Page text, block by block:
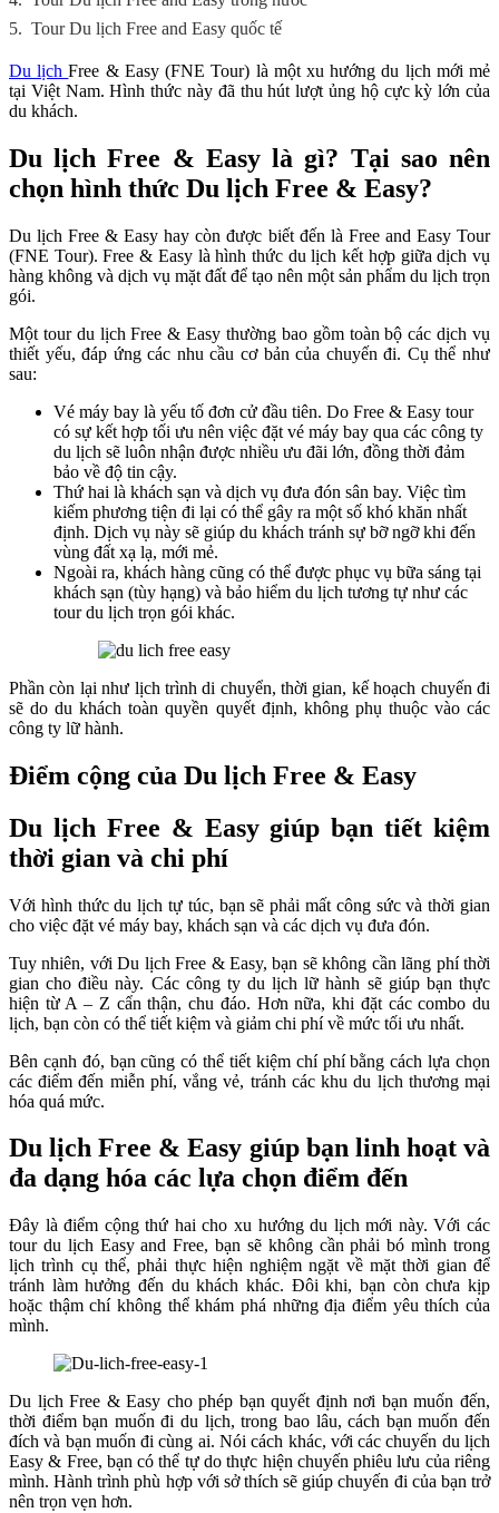
5. Tour Du lịch Free and Easy quốc tế
Du lịchFree & Easy (FNE Tour) là một xu hướng du lịch mới mẻ
tại Việt Nam. Hình thức này đã thu hút lượt ủng hộ cực kỳ lớn của
du khách.
Du lịch Free & Easy là gì? Tại sao nên
chọn hình thức Du lịch Free & Easy?
Du lịch Free & Easy hay còn được biết đến là Free and Easy Tour
(FNE Tour). Free & Easy là hình thức du lịch kết hợp giữa dịch vụ
hàng không và dịch vụ mặt đất để tạo nên một sản phẩm du lịch trọn
gói.
Một tour du lịch Free & Easy thường bao gồm toàn bộ các dịch vụ
thiết yếu, đáp ứng các nhu cầu cơ bản của chuyến đi. Cụ thể như
sau:
Vé máy bay là yếu tố đơn cử đầu tiên. Do Free & Easy tour
có sự kết hợp tối ưu nên việc đặt vé máy bay qua các công ty
du lịch sẽ luôn nhận được nhiều ưu đãi lớn, đồng thời đảm
bảo về độ tin cậy.
Thứ hai là khách sạn và dịch vụ đưa đón sân bay. Việc tìm
kiếm phương tiện đi lại có thể gây ra một số khó khăn nhất
định. Dịch vụ này sẽ giúp du khách tránh sự bỡ ngỡ khi đến
vùng đất xạ lạ, mới mẻ.
Ngoài ra, khách hàng cũng có thể được phục vụ bữa sáng tại
khách sạn (tùy hạng) và bảo hiểm du lịch tương tự như các
tour du lịch trọn gói khác.
Phần còn lại như lịch trình di chuyển, thời gian, kế hoạch chuyến đi
sẽ do du khách toàn quyền quyết định, không phụ thuộc vào các
công ty lữ hành.
Điểm cộng của Du lịch Free & Easy
Du lịch Free & Easy giúp bạn tiết kiệm
thời gian và chi phí
Với hình thức du lịch tự túc, bạn sẽ phải mất công sức và thời gian
cho việc đặt vé máy bay, khách sạn và các dịch vụ đưa đón.
Tuy nhiên, với Du lịch Free & Easy, bạn sẽ không cần lãng phí thời
gian cho điều này. Các công ty du lịch lữ hành sẽ giúp bạn thực
hiện từ A – Z cẩn thận, chu đáo. Hơn nữa, khi đặt các combo du
lịch, bạn còn có thể tiết kiệm và giảm chi phí về mức tối ưu nhất.
Bên cạnh đó, bạn cũng có thể tiết kiệm chí phí bằng cách lựa chọn
các điểm đến miễn phí, vắng vẻ, tránh các khu du lịch thương mại
hóa quá mức.
Du lịch Free & Easy giúp bạn linh hoạt và
đa dạng hóa các lựa chọn điểm đến
Đây là điểm cộng thứ hai cho xu hướng du lịch mới này. Với các
tour du lịch Easy and Free, bạn sẽ không cần phải bó mình trong
lịch trình cụ thể, phải thực hiện nghiệm ngặt về mặt thời gian để
tránh làm hưởng đến du khách khác. Đôi khi, bạn còn chưa kịp
hoặc thậm chí không thể khám phá những địa điểm yêu thích của
mình.
Du lịch Free & Easy cho phép bạn quyết định nơi bạn muốn đến,
thời điểm bạn muốn đi du lịch, trong bao lâu, cách bạn muốn đến
đích và bạn muốn đi cùng ai. Nói cách khác, với các chuyến du lịch
Easy & Free, bạn có thể tự do thực hiện chuyến phiêu lưu của riêng
mình. Hành trình phù hợp với sở thích sẽ giúp chuyến đi của bạn trở
nên trọn vẹn hơn.